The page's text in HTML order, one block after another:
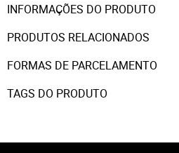
INFORMAÇÕES DO PRODUTO
PRODUTOS RELACIONADOS
FORMAS DE PARCELAMENTO
TAGS DO PRODUTO